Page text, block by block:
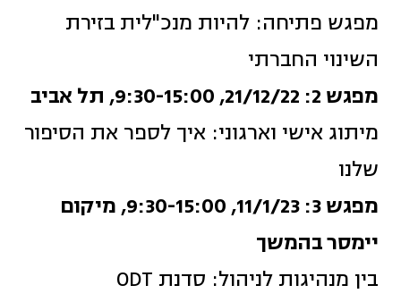
מפגש פתיחה: להיות מנכ"לית בזירת
השינוי החברתי
מפגש 2: 21/12/22, 9:30-15:00, תל אביב
מיתוג אישי וארגוני: איך לספר את הסיפור
שלנו
מפגש 3: 11/1/23, 9:30-15:00, מיקום
יימסר בהמשך
בין מנהיגות לניהול: סדנת ODT